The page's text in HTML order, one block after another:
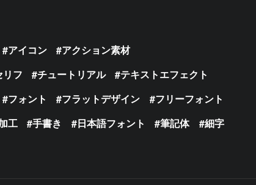
アイコン
アクション素材
フ チュートリアル
テキストエフェクト
フォント フラットデザイン
フリーフォント
工 手書き 日本語フォント 筆記体
細字